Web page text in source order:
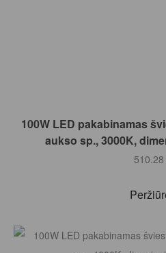
Į
100W LED pakabinamas
aukso sp., 3000K,
510.28